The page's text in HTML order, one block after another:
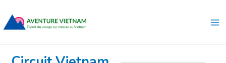
contenu